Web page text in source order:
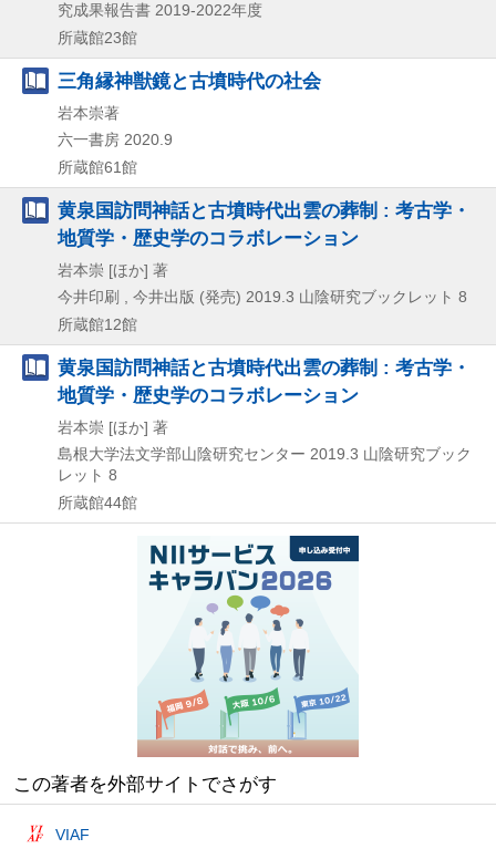
究成果報告書 2019-2022年度
所蔵館23館
三角縁神獣鏡と古墳時代の社会
岩本崇著
六一書房 2020.9
所蔵館61館
黄泉国訪問神話と古墳時代出雲の葬制 : 考古学・
地質学・歴史学のコラボレーション
岩本崇 [ほか] 著
今井印刷 , 今井出版 (発売) 2019.3 山陰研究ブックレット 8
所蔵館12館
黄泉国訪問神話と古墳時代出雲の葬制 : 考古学・
地質学・歴史学のコラボレーション
岩本崇 [ほか] 著
島根大学法文学部山陰研究センター 2019.3 山陰研究ブック
レット 8
所蔵館44館
この著者を外部サイトでさがす
VIAF